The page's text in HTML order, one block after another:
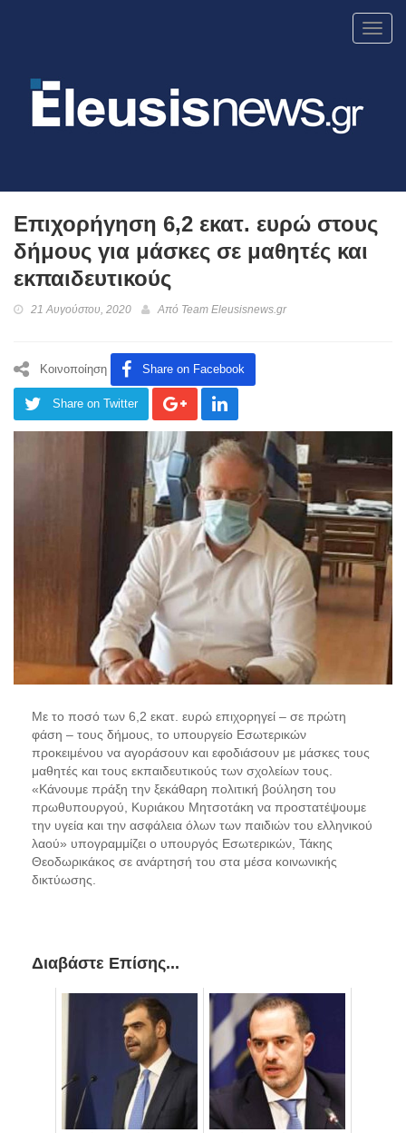
Επιχορήγηση 6,2 εκατ. ευρώ στους
δήμους για μάσκες σε μαθητές και
εκπαιδευτικούς
21 Αυγούστου, 2020 Από Team Eleusisnews.gr
Κοινοποίηση Share on Facebook
Share on Twitter
Με το ποσό των 6,2 εκατ. ευρώ επιχορηγεί – σε πρώτη
φάση – τους δήμους, το υπουργείο Εσωτερικών
προκειμένου να αγοράσουν και εφοδιάσουν με μάσκες τους
μαθητές και τους εκπαιδευτικούς των σχολείων τους.
«Κάνουμε πράξη την ξεκάθαρη πολιτική βούληση του
πρωθυπουργού, Κυριάκου Μητσοτάκη να προστατέψουμε
την υγεία και την ασφάλεια όλων των παιδιών του ελληνικού
λαού» υπογραμμίζει ο υπουργός Εσωτερικών, Τάκης
Θεοδωρικάκος σε ανάρτησή του στα μέσα κοινωνικής
δικτύωσης.
Διαβάστε Επίσης...